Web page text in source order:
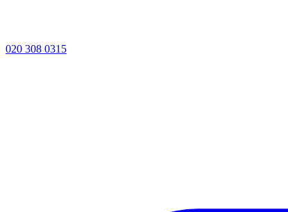
020 308 0315